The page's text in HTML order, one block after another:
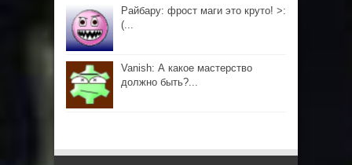
Райбару: фрост маги это круто! >:
(...
Vanish: А какое мастерство
должно быть?...